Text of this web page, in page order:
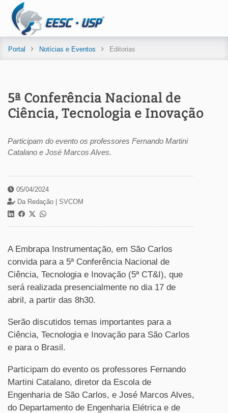
Portal Notícias e Eventos Editorias
5ª Conferência Nacional de
Ciência, Tecnologia e Inovação
Participam do evento os professores Fernando Martini
Catalano e José Marcos Alves.
05/04/2024
Da Redação | SVCOM
A Embrapa Instrumentação, em São Carlos
convida para a 5ª Conferência Nacional de
Ciência, Tecnologia e Inovação (5ª CT&I), que
será realizada presencialmente no dia 17 de
abril, a partir das 8h30.
Serão discutidos temas importantes para a
Ciência, Tecnologia e Inovação para São Carlos
e para o Brasil.
Participam do evento os professores Fernando
Martini Catalano, diretor da Escola de
Engenharia de São Carlos, e José Marcos Alves,
do Departamento de Engenharia Elétrica e de